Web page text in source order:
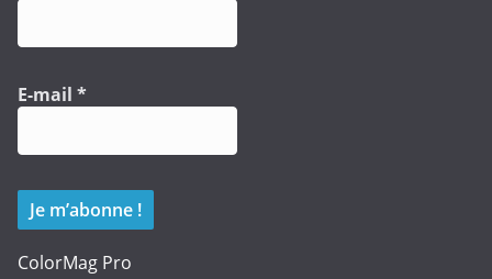
E-mail *
ColorMag Pro